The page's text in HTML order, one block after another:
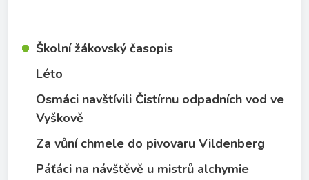
Školní žákovský časopis
Léto
Osmáci navštívili Čistírnu odpadních vod ve
Vyškově
Za vůní chmele do pivovaru Vildenberg
Páťáci na návštěvě u mistrů alchymie